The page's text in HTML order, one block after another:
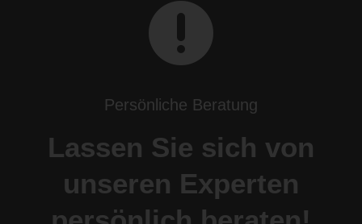

Persönliche Beratung
Lassen Sie sich von
unseren Experten